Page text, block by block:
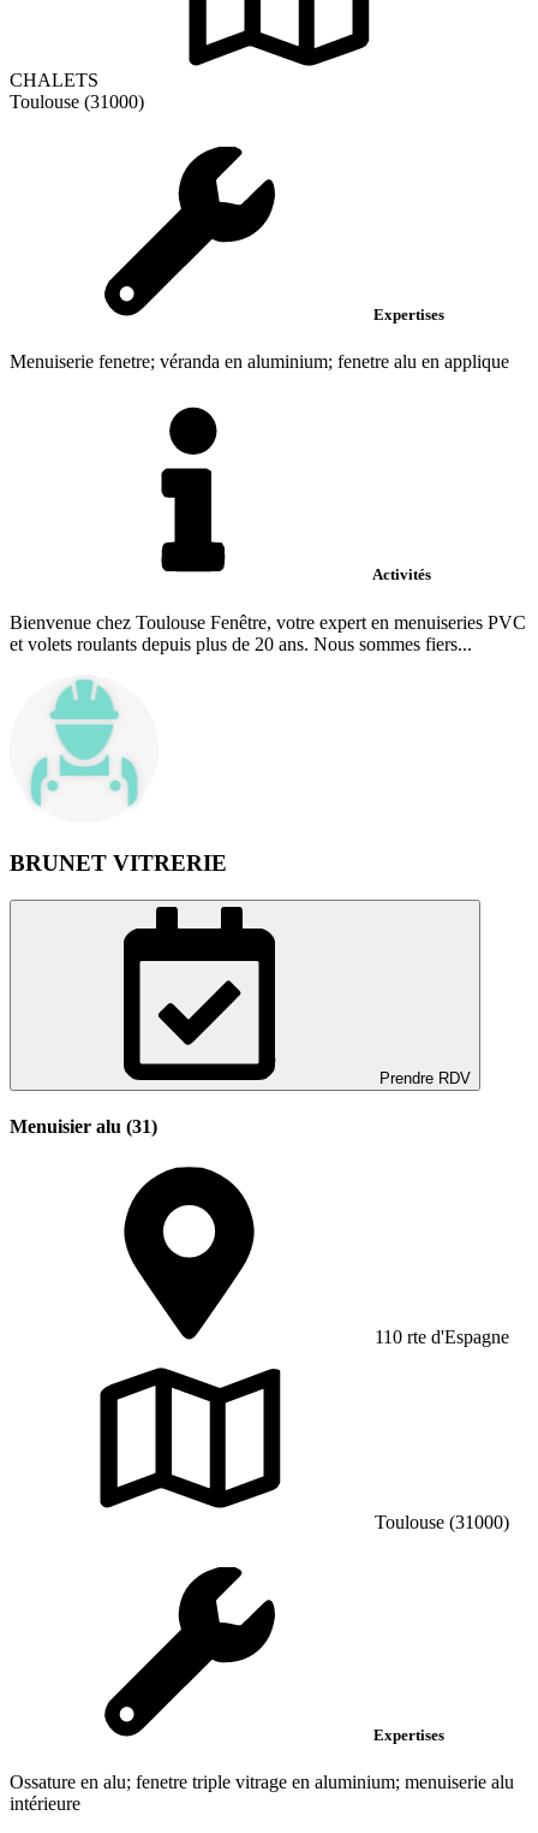
CHALETS
Toulouse (31000)
Expertises
Menuiserie fenetre; véranda en aluminium; fenetre alu en applique
Activités
Bienvenue chez Toulouse Fenêtre, votre expert en menuiseries PVC
et volets roulants depuis plus de 20 ans. Nous sommes fiers...
BRUNET VITRERIE
Prendre RDV
Menuisier alu (31)
110 rte d'Espagne
Toulouse (31000)
Expertises
Ossature en alu; fenetre triple vitrage en aluminium; menuiserie alu
intérieure